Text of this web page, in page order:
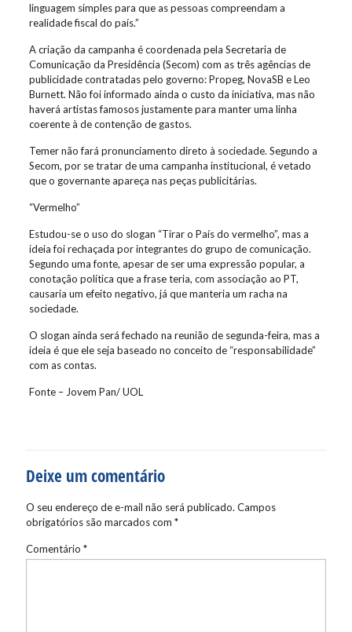
linguagem simples para que as pessoas compreendam a
realidade fiscal do país.”
A criação da campanha é coordenada pela Secretaria de
Comunicação da Presidência (Secom) com as três agências de
publicidade contratadas pelo governo: Propeg, NovaSB e Leo
Burnett. Não foi informado ainda o custo da iniciativa, mas não
haverá artistas famosos justamente para manter uma linha
coerente à de contenção de gastos.
Temer não fará pronunciamento direto à sociedade. Segundo a
Secom, por se tratar de uma campanha institucional, é vetado
que o governante apareça nas peças publicitárias.
“Vermelho”
Estudou-se o uso do slogan “Tirar o País do vermelho”, mas a
ideia foi rechaçada por integrantes do grupo de comunicação.
Segundo uma fonte, apesar de ser uma expressão popular, a
conotação política que a frase teria, com associação ao PT,
causaria um efeito negativo, já que manteria um racha na
sociedade.
O slogan ainda será fechado na reunião de segunda-feira, mas a
ideia é que ele seja baseado no conceito de “responsabilidade”
com as contas.
Fonte – Jovem Pan/ UOL
Deixe um comentário
O seu endereço de e-mail não será publicado. Campos
obrigatórios são marcados com *
Comentário *